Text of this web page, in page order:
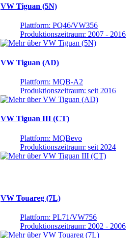
VW Tiguan (5N)
Plattform: PQ46/VW356
Produktionszeitraum: 2007 - 2016
VW Tiguan (AD)
Plattform: MQB-A2
Produktionszeitraum: seit 2016
VW Tiguan III (CT)
Plattform: MQBevo
Produktionszeitraum: seit 2024
VW Touareg (7L)
Plattform: PL71/VW756
Produktionszeitraum: 2002 - 2006